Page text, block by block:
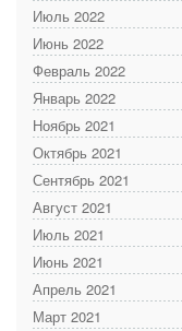
Июль 2022
Июнь 2022
Февраль 2022
Январь 2022
Ноябрь 2021
Октябрь 2021
Сентябрь 2021
Август 2021
Июль 2021
Июнь 2021
Апрель 2021
Март 2021